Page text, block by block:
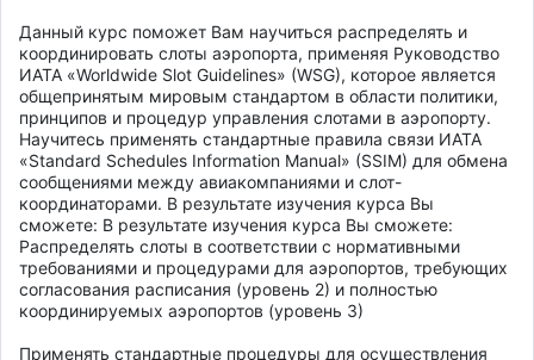
Данный курс поможет Вам научиться распределять и
координировать слоты аэропорта, применяя Руководство
ИАТА «Worldwide Slot Guidelines» (WSG), которое является
общепринятым мировым стандартом в области политики,
принципов и процедур управления слотами в аэропорту.
Научитесь применять стандартные правила связи ИАТА
«Standard Schedules Information Manual» (SSIM) для обмена
сообщениями между авиакомпаниями и слот-
координаторами. В результате изучения курса Вы
сможете: В результате изучения курса Вы сможете:
Распределять слоты в соответствии с нормативными
требованиями и процедурами для аэропортов, требующих
согласования расписания (уровень 2) и полностью
координируемых аэропортов (уровень 3)
Применять стандартные процедуры для осуществления